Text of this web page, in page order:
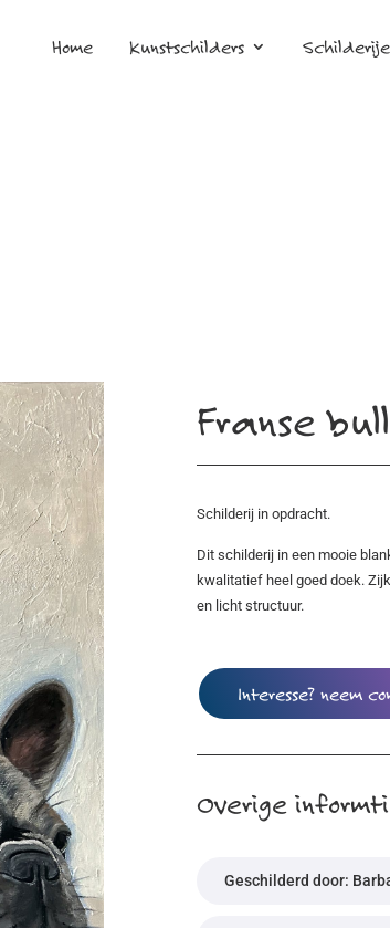
Home Kunstschilders
Franse
Schilderij in opdracht.
Dit schilderij in een mooie
kwalitatief heel goed doek.
en licht structuur.
Interesse? neem
Overige
Geschilderd door: